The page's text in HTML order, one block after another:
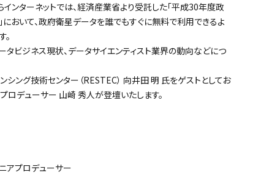
ンターネットでは、経済産業省より受託した「平成30年度政
おいて、政府衛星データを誰でもすぐに無料で利用できるよ
ビジネス現状、データサイエンティスト業界の動向などにつ
ング技術センター（RESTEC） 向井田 明 氏をゲストとしてお
デューサー 山崎 秀人が登壇いたします。
アプロデューサー